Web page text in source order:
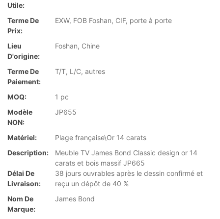
Utile:
Terme De
Prix:
EXW, FOB Foshan, CIF, porte à porte
Lieu
D'origine:
Foshan, Chine
Terme De
Paiement:
T/T, L/C, autres
MOQ:
1 pc
Modèle
NON:
JP655
Matériel:
Plage française\Or 14 carats
Description:
Meuble TV James Bond Classic design or 14
carats et bois massif JP665
Délai De
Livraison:
38 jours ouvrables après le dessin confirmé et
reçu un dépôt de 40 %
Nom De
Marque:
James Bond